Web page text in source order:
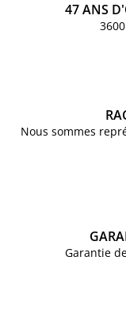
47 ANS
Nous sommes
Garantie